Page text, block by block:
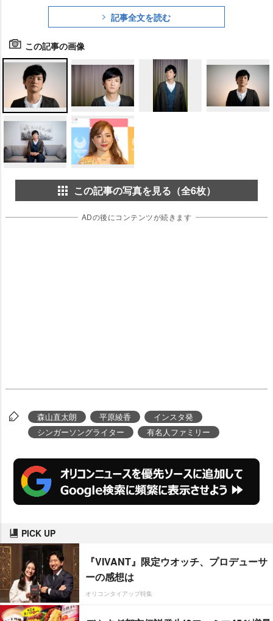
記事全文を読む
この記事の画像
この記事の写真を見る（全6枚）
ADの後にコンテンツが続きます
森山直太朗 平原綾香
インスタ発
シンガーソングライター
有名人ファミリー
PICK UP
『VIVANT』限定ウオッチ、プロデューサ
ーの感想は
オリコンタイアップ特集